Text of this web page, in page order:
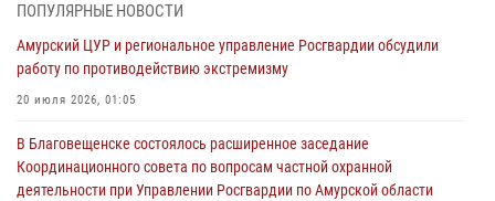
Росгвардии Амурской области в период с 20 по 26 июля 2026 года
27 июля 2026, 06:28
охраны
23 июля 2026, 07:49
ПОПУЛЯРНЫЕ НОВОСТИ
Амурский ЦУР и региональное управление Росгвардии обсудили
работу по противодействию экстремизму
20 июля 2026, 01:05
В Благовещенске состоялось расширенное заседание
Координационного совета по вопросам частной охранной
деятельности при Управлении Росгвардии по Амурской области